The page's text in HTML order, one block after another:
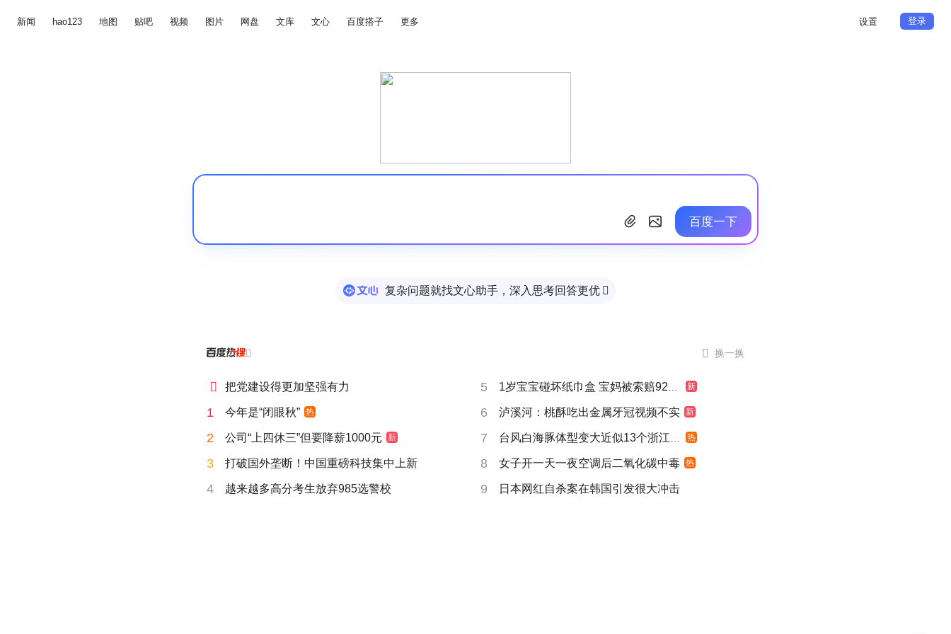
新闻 hao123 地图 贴吧 视频 图片 网盘 文库 文心 百度搭子 更多 设置 登录
百度一下
复杂问题就找文心助手，深入思考回答更优 
  换一换
 把党建设得更加坚强有力 5 1岁宝宝碰坏纸巾盒 宝妈被索赔924元 新
1 今年是“闭眼秋” 热 6 泸溪河：桃酥吃出金属牙冠视频不实 新
2 公司“上四休三”但要降薪1000元 新 7 台风白海豚体型变大近似13个浙江面积 热
3 打破国外垄断！中国重磅科技集中上新 8 女子开一天一夜空调后二氧化碳中毒 热
4 越来越多高分考生放弃985选警校 9 日本网红自杀案在韩国引发很大冲击